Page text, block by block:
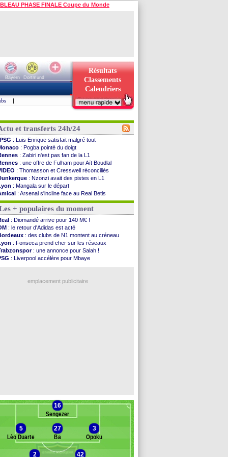
PHASE FINALE Coupe du Monde
Bayern
Dortmund
Résultats
Classements
Calendriers
|
et transferts 24h/24
PSG : Luis Enrique satisfait malgré tout
: Pogba pointé du doigt
: Zabiri n'est pas fan de la L1
: une offre de Fulham pour Aït Boudlal
: Thomasson et Cresswell réconciliés
: Nzonzi avait des pistes en L1
: Mangala sur le départ
: Arsenal s'incline face au Real Betis
: lourde défaite pour le PSG
City: Maresca flou pour Reijnders
: Fenerbahçe prend une belle option
Diriyah: Mbemba arrive libre (officiel)
: le plan d'Alvarez à son retour
: premier succès pour Brest
: le joli but de Greenwood avec le Fener !
2030: une promesse d'Infantino au Maroc ...
: la compo pour le premier match amical
: l'OM domine Al-Shahaniya
+ populaires du moment
: Diomandé arrive pour 140 M€ !
: le retour d'Adidas est acté
: des clubs de N1 montent au créneau
: Fonseca prend cher sur les réseaux
: une annonce pour Salah !
: Liverpool accélère pour Mbaye
emplacement publicitaire
16
Sengezer
5
Léo Duarte
27
Ba
3
Opoku
2
42